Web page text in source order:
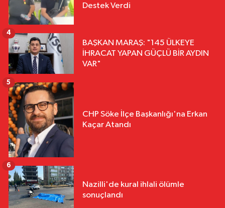
Destek Verdi
BAŞKAN MARAŞ: "145 ÜLKEYE
İHRACAT YAPAN GÜÇLÜ BİR AYDIN
VAR"
4
CHP Söke İlçe Başkanlığı'na Erkan
Kaçar Atandı
5
Nazilli'de kural ihlali ölümle
sonuçlandı
6